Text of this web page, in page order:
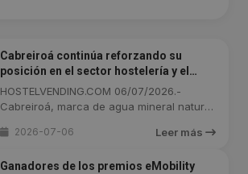
Cabreiroá continúa reforzando su
posición en el sector hostelería y el
consumo fuera de casa
HOSTELVENDING.COM 06/07/2026.-
Cabreiroá, marca de agua mineral natural
2026-07-06 Leer más
Ganadores de los premios eMobility